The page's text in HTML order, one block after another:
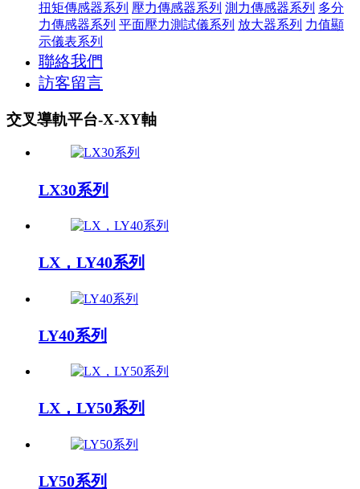
扭矩傳感器系列 壓力傳感器系列 測力傳感器系列 多分
力傳感器系列 平面壓力測試儀系列 放大器系列 力值顯
示儀表系列
聯絡我們
訪客留言
交叉導軌平台-X-XY軸
LX30系列
LX，LY40系列
LY40系列
LX，LY50系列
LY50系列